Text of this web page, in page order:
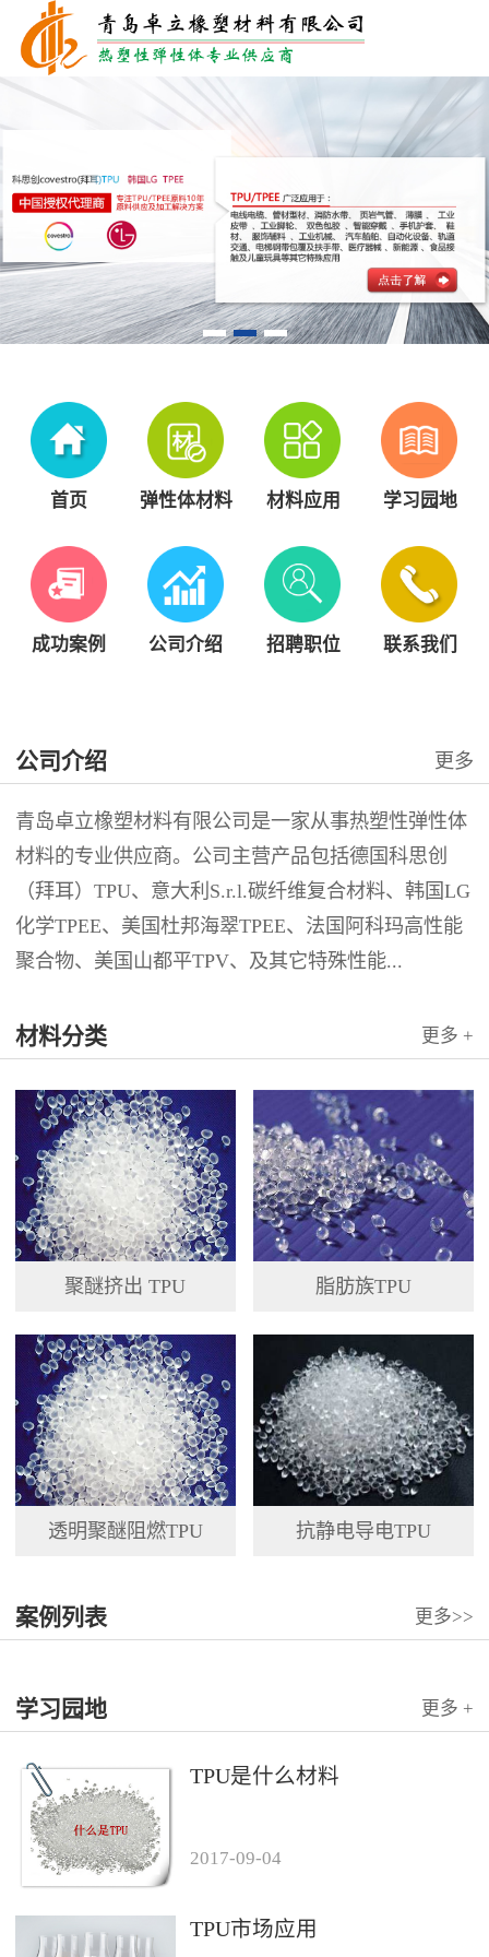
首页 弹性体材料 材料应用 学习园地
成功案例 公司介绍 招聘职位 联系我们
公司介绍 更多
青岛卓立橡塑材料有限公司是一家从事热塑性弹性体
材料的专业供应商。公司主营产品包括德国科思创
（拜耳）TPU、意大利S.r.l.碳纤维复合材料、韩国LG
化学TPEE、美国杜邦海翠TPEE、法国阿科玛高性能
聚合物、美国山都平TPV、及其它特殊性能...
材料分类 更多 +
聚醚挤出 TPU 脂肪族TPU
透明聚醚阻燃TPU 抗静电导电TPU
案例列表 更多>>
学习园地 更多 +
TPU是什么材料
2017-09-04
TPU市场应用